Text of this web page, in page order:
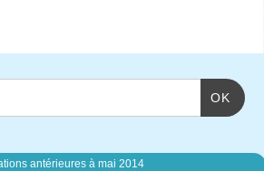
OK
antérieures à mai 2014